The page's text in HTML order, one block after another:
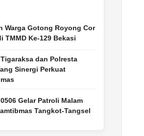
Warga Gotong Royong Cor
TMMD Ke-129 Bekasi
dan Polresta
Sinergi Perkuat
Gelar Patroli Malam
Tangkot-Tangsel